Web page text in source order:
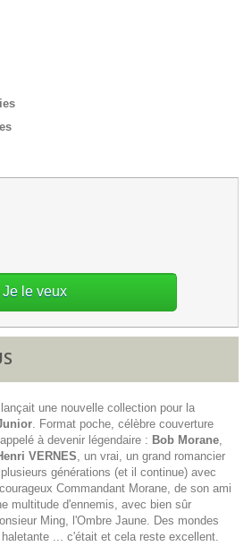
Je le veux
une nouvelle collection pour la
. Format poche, célèbre couverture
à devenir légendaire : Bob Morane,
VERNES, un vrai, un grand romancier
générations (et il continue) avec
Commandant Morane, de son ami
multitude d'ennemis, avec bien sûr
Ming, l'Ombre Jaune. Des mondes
... c'était et cela reste excellent.